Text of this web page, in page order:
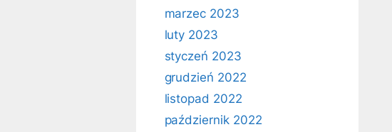
marzec 2023
luty 2023
styczeń 2023
grudzień 2022
listopad 2022
październik 2022